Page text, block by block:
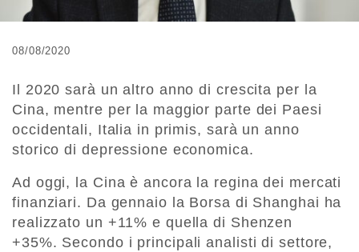
08/08/2020
Il 2020 sarà un altro anno di crescita per la
Cina, mentre per la maggior parte dei Paesi
occidentali, Italia in primis, sarà un anno
storico di depressione economica.
Ad oggi, la Cina è ancora la regina dei mercati
finanziari. Da gennaio la Borsa di Shanghai ha
realizzato un +11% e quella di Shenzen
+35%. Secondo i principali analisti di settore,